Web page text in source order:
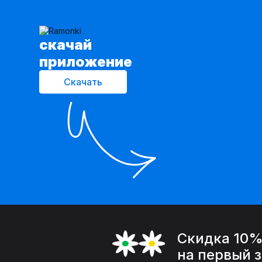
cкачай
приложение
Скачать
Скидка 10%
на первый